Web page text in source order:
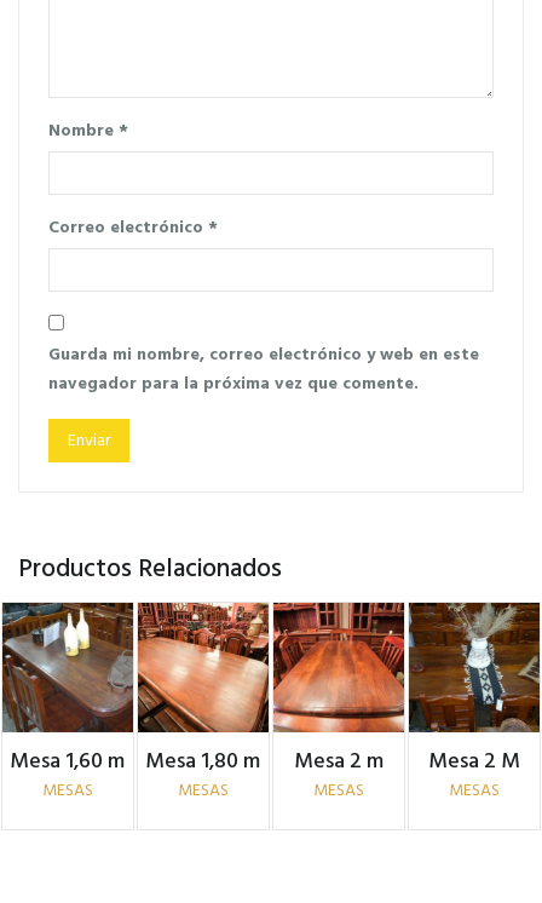
Nombre*
Correo electrónico *
Guarda mi nombre, correo electrónico y web en este
navegador para la próxima vez que comente.
Productos Relacionados
Mesa 1,60 m
MESAS
Mesa 1,80 m
MESAS
Mesa 2 m
MESAS
Mesa 2 M
MESAS